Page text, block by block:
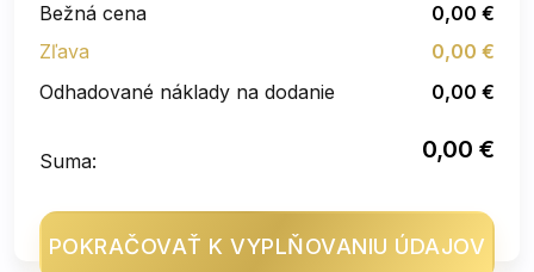
0,00 €
Bežná cena
0,00 €
Zľava
0,00 €
Odhadované náklady na dodanie
0,00 €
Suma:
POKRAČOVAŤ K VYPLŇOVANIU ÚDAJOV